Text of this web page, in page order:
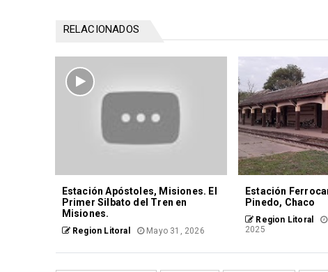
RELACIONADOS
Estación Apóstoles, Misiones. El
Primer Silbato del Tren en
Misiones.
Region Litoral Mayo 31, 2026
Estación
Pinedo, Chaco
Region Litoral
2025